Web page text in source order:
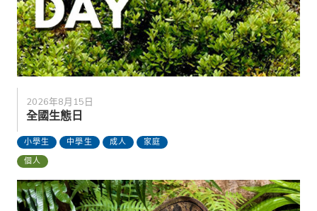
2026年8月15日
全國生態日
小學生 中學生 成人
家庭
個人